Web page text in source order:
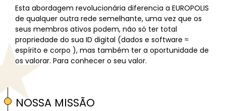
Esta abordagem revolucionária diferencia a EUROPOLIS
de qualquer outra rede semelhante, uma vez que os
seus membros ativos podem, não só ter total
propriedade do sua ID digital (dados e software ≈
espírito e corpo ), mas também ter a oportunidade de
os valorar. Para conhecer o seu valor.
NOSSA MISSÃO